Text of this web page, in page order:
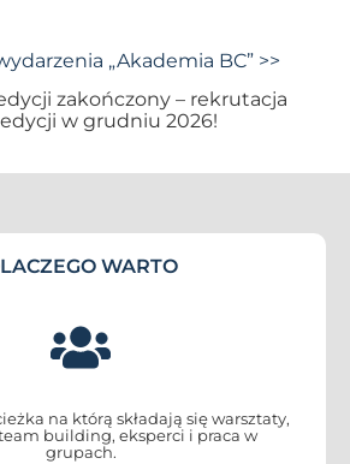
„Akademia BC” >>
zakończony – rekrutacja
edycji w grudniu 2026!
WARTO
na którą składają się warsztaty,
building, eksperci i praca w
grupach.